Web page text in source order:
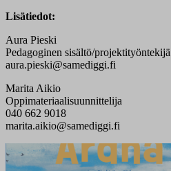
Lisätiedot:
Aura Pieski
Pedagoginen sisältö/projektityöntekijä
aura.pieski@samediggi.fi
Marita Aikio
Oppimateriaalisuunnittelija
040 662 9018
marita.aikio@samediggi.fi